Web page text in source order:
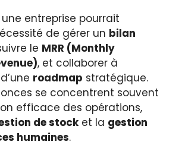
une entreprise pourrait
de gérer un bilan
le MRR (Monthly
, et collaborer à
roadmap stratégique.
se concentrent souvent
efficace des opérations,
de stocket la gestion
humaines.